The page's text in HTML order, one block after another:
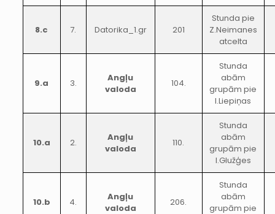
8.c 7. Datorika_1.gr 201
Stunda pie
Z.Neimanes
atcelta
9.a 3.
Angļu
valoda
104.
Stunda
abām
grupām pie
I.Liepiņas
10.a 2.
Angļu
valoda
110.
Stunda
abām
grupām pie
I.Glužģes
10.b 4.
Angļu
valoda
206.
Stunda
abām
grupām pie